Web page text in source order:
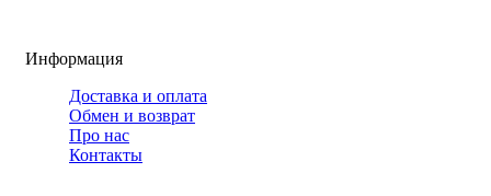
Информация
Доставка и оплата
Обмен и возврат
Про нас
Контакты